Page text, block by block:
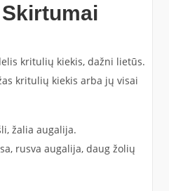
kritulių kiekis, dažni lietūs.
kritulių kiekis arba jų visai
žalia augalija.
rusva augalija, daug žolių